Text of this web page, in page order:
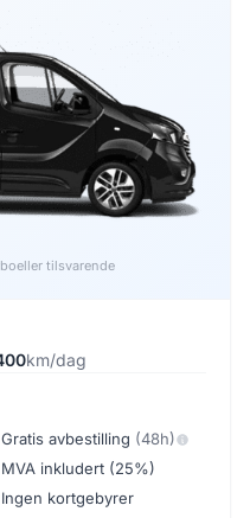
eller tilsvarende
km/dag
Gratis avbestilling (48h)
MVA inkludert (25%)
Ingen kortgebyrer